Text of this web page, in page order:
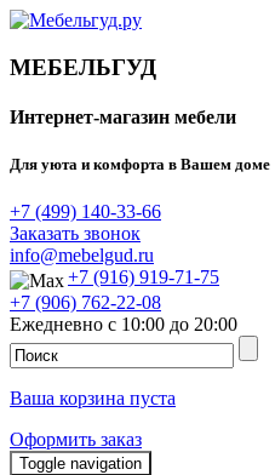
МЕБЕЛЬГУД
Интернет-магазин мебели
Для уюта и комфорта в Вашем доме
+7 (499) 140-33-66
Заказать звонок
info@mebelgud.ru
+7 (916) 919-71-75
+7 (906) 762-22-08
Ежедневно с 10:00 до 20:00
Ваша корзина пуста
Оформить заказ
Toggle navigation